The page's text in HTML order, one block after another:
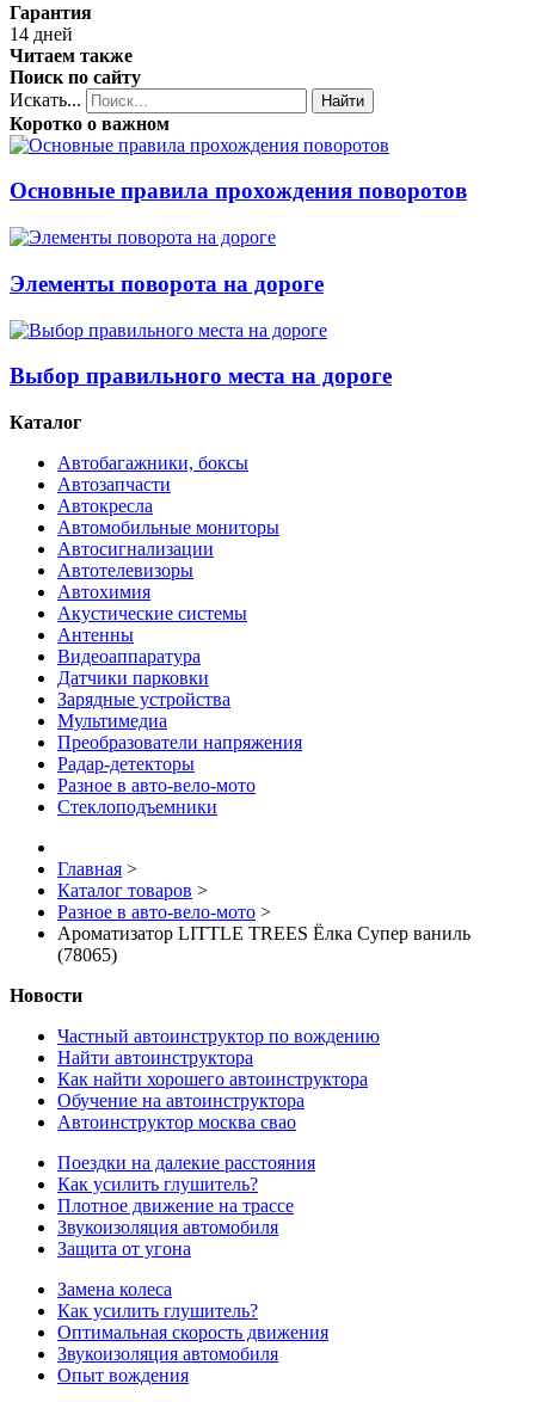
Гарантия
14 дней
Читаем также
Поиск по сайту
Искать...
Найти
Коротко о важном
Основные правила прохождения поворотов
Элементы поворота на дороге
Выбор правильного места на дороге
Каталог
Автобагажники, боксы
Автозапчасти
Автокресла
Автомобильные мониторы
Автосигнализации
Автотелевизоры
Автохимия
Акустические системы
Антенны
Видеоаппаратура
Датчики парковки
Зарядные устройства
Мультимедиа
Преобразователи напряжения
Радар-детекторы
Разное в авто-вело-мото
Стеклоподъемники
Главная >
Каталог товаров >
Разное в авто-вело-мото >
Ароматизатор LITTLE TREES Ёлка Супер ваниль
(78065)
Новости
Частный автоинструктор по вождению
Найти автоинструктора
Как найти хорошего автоинструктора
Обучение на автоинструктора
Автоинструктор москва свао
Поездки на далекие расстояния
Как усилить глушитель?
Плотное движение на трассе
Звукоизоляция автомобиля
Защита от угона
Замена колеса
Как усилить глушитель?
Оптимальная скорость движения
Звукоизоляция автомобиля
Опыт вождения